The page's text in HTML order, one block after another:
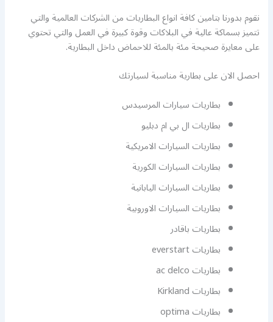
نقوم بدورنا بتامين كافة انواع البطاريات من الشركات العالمية والتي
تتميز بسماكة عالية في البلاكات وقوة كبيرة في العمل والتي تحتوي
على معايرة صحيحة مئة بالمئة للاحماض داخل البطارية.
احصل الان على بطارية مناسبة لسيارتك
بطاريات سيارات المرسيدس
بطاريات ال بي ام دبليو
بطاريات السيارات الامريكية
بطاريات السيارات الكورية
بطاريات السيارات اليابانية
بطاريات السيارات الاوروبية
بطاريات باقادر
بطاريات everstart
بطاريات ac delco
بطاريات Kirkland
بطاريات optima